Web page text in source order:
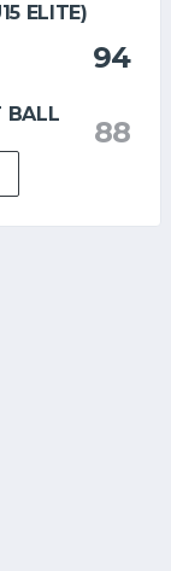
ELITE)
94
88
BALL